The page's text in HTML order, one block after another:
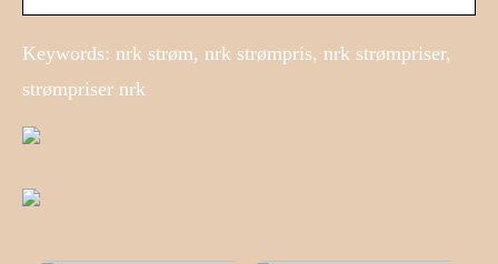
Keywords: nrk strøm, nrk strømpris, nrk strømpriser,
strømpriser nrk